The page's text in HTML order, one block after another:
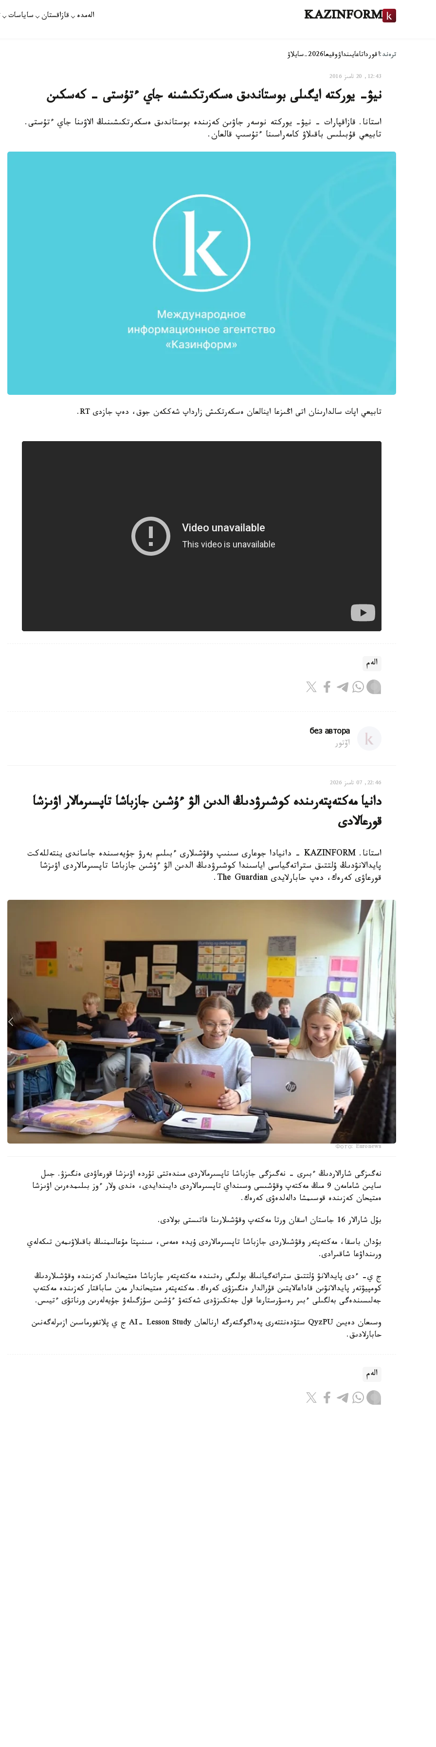
KAZINFORM الەمدە قازاقستان ساياسات
ترەند:اقورداتاعايىنداۋوقيعا2026-سايلاۋ
12:43, 20 تامىز 2016
نيۋ- يوركتە ايگىلى بوستاندىق ەسكەرتكىشىنە جاي ءتۇستى - كەسكىن
استانا. قازاقپارات - نيۋ- يوركتە نوسەر جاۋىن كەزىندە بوستاندىق ەسكەرتكىشىنىڭ الاۋىنا جاي ءتۇستى.
تابيعي قۇبىلىس باقىلاۋ كامەراسىنا ءتۇسىپ قالعان.
تابيعي اپات سالدارىنان اتى اڭىزعا اينالعان ەسكەرتكىش زارداپ شەككەن جوق، دەپ جازدى RT.
الەم
без автора
اۆتور
22:46, 07 تامىز 2026
دانيا مەكتەپتەرىندە كوشىرۋدىڭ الدىن الۋ ءۇشىن جازباشا تاپسىرمالار اۋىزشا
قورعالادى
استانا. KAZINFORM - دانيادا جوعارى سىنىپ وقۋشىلارى ءبىلىم بەرۋ جۇيەسىندە جاساندى ينتەللەكت
پايدالانۋدىڭ ۇلتتىق ستراتەگياسى اياسىندا كوشىرۋدىڭ الدىن الۋ ءۇشىن جازباشا تاپسىرمالاردى اۋىزشا
قورعاۋى كەرەك، دەپ حابارلايدى The Guardian.
Фото: Euronews
نەگىزگى شارالاردىڭ ءبىرى - نەگىزگى جازباشا تاپسىرمالاردى مىندەتتى تۇردە اۋىزشا قورعاۋدى ەنگىزۋ. جىل
سايىن شامامەن 9 مىڭ مەكتەپ وقۋشىسى وسىنداي تاپسىرمالاردى دايىندايدى، ەندى ولار ءوز بىلىمدەرىن اۋىزشا
ەمتيحان كەزىندە قوسىمشا دالەلدەۋى كەرەك.
بۇل شارالار 16 جاستان اسقان ورتا مەكتەپ وقۋشىلارىنا قاتىستى بولادى.
بۇدان باسقا، مەكتەپتەر وقۋشىلاردى جازباشا تاپسىرمالاردى ۇيدە ەمەس، سىنىپتا مۇعالىمنىڭ باقىلاۋىمەن تىكەلەي
ورىنداۋعا شاقىرادى.
ج ي- ءدى پايدالانۋ ۇلتتىق ستراتەگيانىڭ بولىگى رەتىندە مەكتەپتەر جازباشا ەمتيحاندار كەزىندە وقۋشىلاردىڭ
كومپيۋتەر پايدالانۋىن قاداعالايتىن قۇرالدار ەنگىزۋى كەرەك. مەكتەپتەر ەمتيحاندار مەن ساباقتار كەزىندە مەكتەپ
جەلىسىندەگى بەلگىلى ءبىر رەسۋرستارعا قول جەتكىزۋدى شەكتەۋ ءۇشىن سۇزگىلەۋ جۇيەلەرىن ورناتۋى ءتيىس.
وسىعان دەيىن QyzPU ستۋدەنتتەرى پەداگوگتەرگە ارنالعان AI- Lesson Study ج ي پلاتفورماسىن ازىرلەگەنىن
حابارلادىق.
الەم